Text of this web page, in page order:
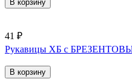
В корзину
41 ₽
Рукавицы ХБ с
В корзину